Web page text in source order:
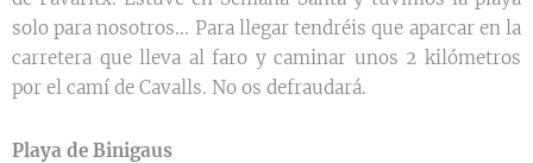
solo para nosotros... Para llegar tendréis que aparcar en la
carretera que lleva al faro y caminar unos 2 kilómetros
por el camí de Cavalls. No os defraudará.
Playa de Binigaus